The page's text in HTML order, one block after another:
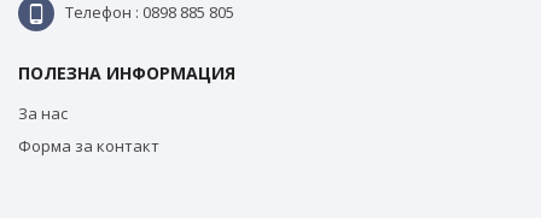
Телефон : 0898 885 805
ПОЛЕЗНА ИНФОРМАЦИЯ
За нас
Форма за контакт